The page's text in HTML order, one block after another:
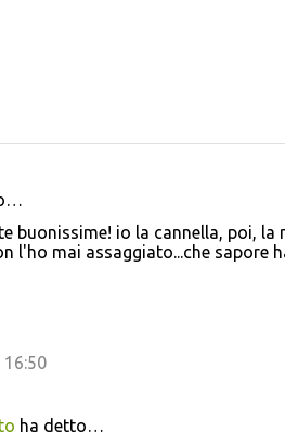
buonissime! io la cannella, poi,
l'ho mai assaggiato...che sapore
ha detto…